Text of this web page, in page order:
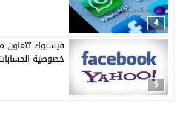
4
5
فيسبوك تتعاون
خصوصية